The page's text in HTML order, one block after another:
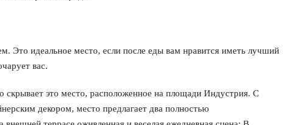
Это идеальное место, если после еды вам нравится иметь лучший
вас.
скрывает это место, расположенное на площади Индустрия. С
декором, место предлагает два полностью